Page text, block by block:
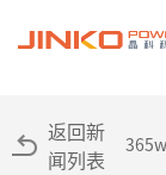
返回新
闻列表